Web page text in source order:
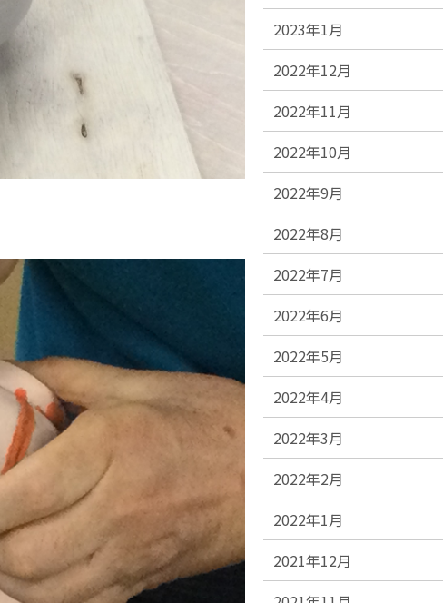
2023年1月
2022年12月
2022年11月
2022年10月
2022年9月
2022年8月
2022年7月
2022年6月
2022年5月
2022年4月
2022年3月
2022年2月
2022年1月
2021年12月